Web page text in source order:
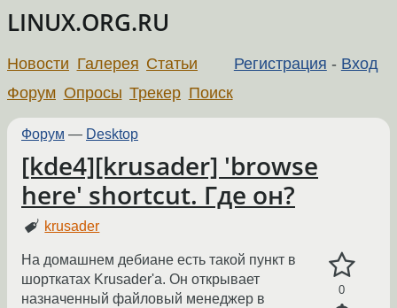
LINUX.ORG.RU
Регистрация - Вход
Новости Галерея Статьи
Форум Опросы Трекер Поиск
Форум — Desktop
[kde4][krusader] 'browse
here' shortcut. Где он?
krusader
0
На домашнем дебиане есть такой пункт в
шорткатах Krusader'a. Он открывает
назначенный файловый менеджер в